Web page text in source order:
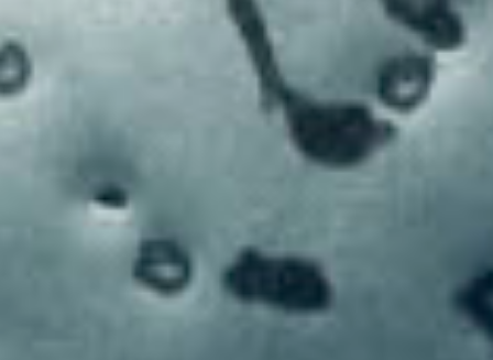
Votre panier est vide.
Go To Shop